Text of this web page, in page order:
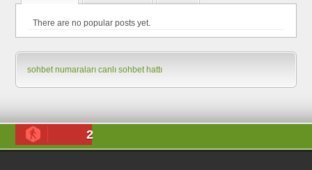
There are no popular posts yet.
sohbet numaraları canlı sohbet hattı
2